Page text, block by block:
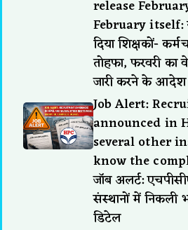
release
February itself:
दिया शिक्षकों-
तोहफा, फरवरी का
जारी करने के आदेश
Job Alert:
announced in
several other
know the
जॉब अलर्ट:
संस्थानों में निकली
डिटेल